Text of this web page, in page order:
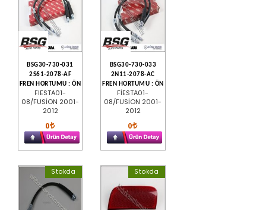
BSG30-730-031
2S61-2078-AF
FREN HORTUMU : ÖN
FIESTA01-
08/FUSİON 2001-
2012
0
BSG30-730-033
2N11-2078-AC
FREN HORTUMU : ÖN
FİESTA01-
08/FUSİON 2001-
2012
0
Stokda Stokda